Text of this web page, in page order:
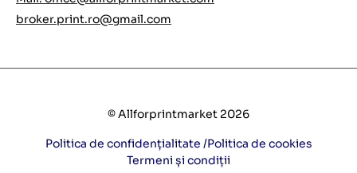
broker.print.ro@gmail.com
© Allforprintmarket 2026
Politica de confidențialitate /Politica de cookies
Termeni și condiții